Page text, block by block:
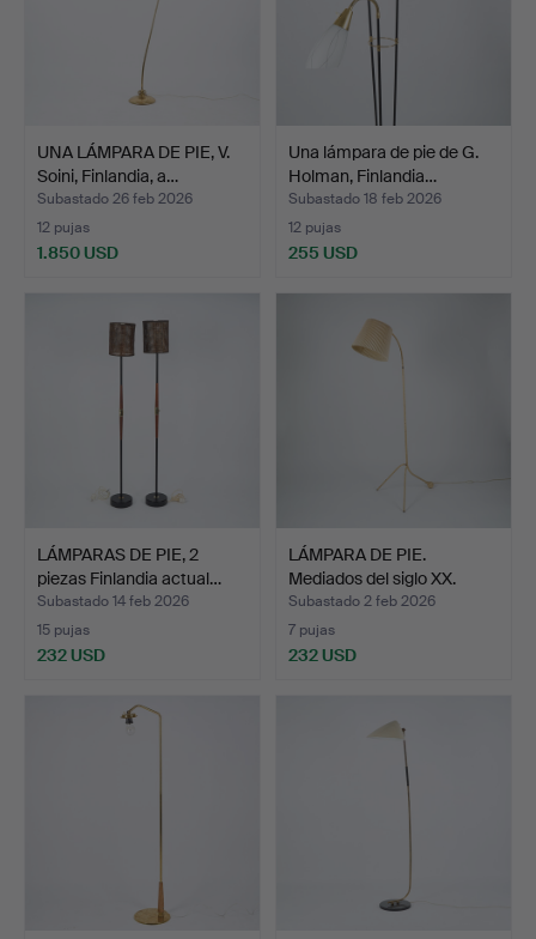
UNA LÁMPARA DE PIE, V.
Soini, Finlandia, a…
Subastado 26 feb 2026
12 pujas
1.850 USD
Una lámpara de pie de G.
Holman, Finlandia…
Subastado 18 feb 2026
12 pujas
255 USD
LÁMPARAS DE PIE, 2
piezas Finlandia actual…
Subastado 14 feb 2026
15 pujas
232 USD
LÁMPARA DE PIE.
Mediados del siglo XX.
Subastado 2 feb 2026
7 pujas
232 USD